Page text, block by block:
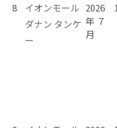
8
イオンモール
ダナン タンケ
ー
2026
年 ７
月